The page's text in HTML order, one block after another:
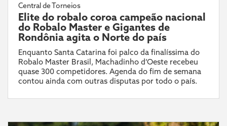
Central de Torneios
Elite do robalo coroa campeão nacional
do Robalo Master e Gigantes de
Rondônia agita o Norte do país
Enquanto Santa Catarina foi palco da finalíssima do
Robalo Master Brasil, Machadinho d’Oeste recebeu
quase 300 competidores. Agenda do fim de semana
contou ainda com outras disputas por todo o país.